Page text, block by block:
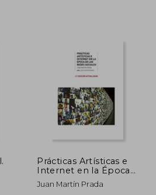
Prácticas Artísticas e
Internet en la Época
de la Redes Sociales
(in Spanish)
Juan Martín Prada